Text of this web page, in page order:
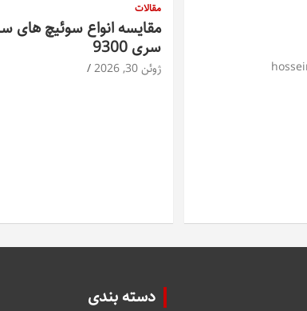
مقالات
مقایسه انواع سوئیچ های
سری 9300
ژوئن 30, 2026
دسته بندی